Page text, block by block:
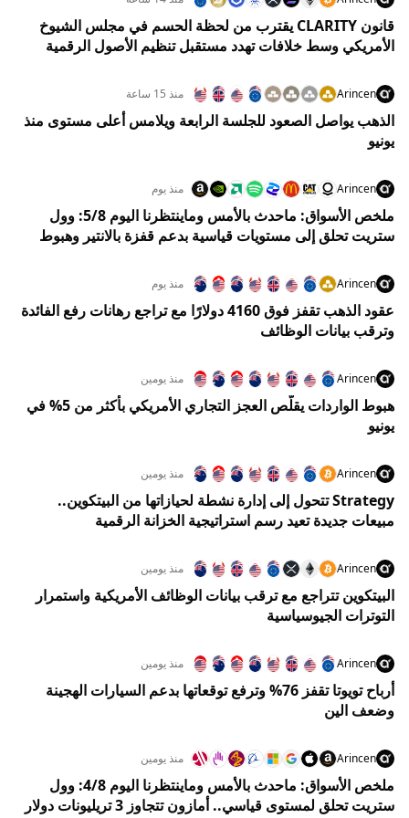
قانون CLARITY يقترب من لحظة الحسم في مجلس الشيوخ
الأمريكي وسط خلافات تهدد مستقبل تنظيم الأصول الرقمية
Arincen منذ 15 ساعة
الذهب يواصل الصعود للجلسة الرابعة ويلامس أعلى مستوى منذ
يونيو
Arincen منذ يوم
ملخص الأسواق: ماحدث بالأمس وماينتظرنا اليوم 5/8: وول
ستريت تحلق إلى مستويات قياسية بدعم قفزة بالانتير وهبوط
Arincen منذ يوم
عقود الذهب تقفز فوق 4160 دولارًا مع تراجع رهانات رفع الفائدة
وترقب بيانات الوظائف
Arincen منذ يومين
هبوط الواردات يقلّص العجز التجاري الأمريكي بأكثر من 5% في
يونيو
Arincen منذ يومين
Strategy تتحول إلى إدارة نشطة لحيازاتها من البيتكوين..
مبيعات جديدة تعيد رسم استراتيجية الخزانة الرقمية
Arincen منذ يومين
البيتكوين تتراجع مع ترقب بيانات الوظائف الأمريكية واستمرار
التوترات الجيوسياسية
Arincen منذ يومين
أرباح تويوتا تقفز 76% وترفع توقعاتها بدعم السيارات الهجينة
وضعف الين
Arincen منذ يومين
ملخص الأسواق: ماحدث بالأمس وماينتظرنا اليوم 4/8: وول
ستريت تحلق لمستوى قياسي.. أمازون تتجاوز 3 تريليونات دولار